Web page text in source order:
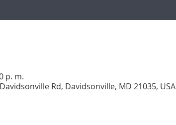
p. m.
Rd, Davidsonville, MD 21035, USA